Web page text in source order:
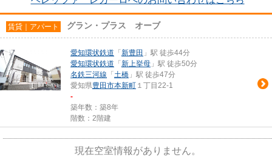
賃貸｜アパート グラン・プラス オーブ
愛知環状鉄道 「 新豊田 」駅 徒歩44分
愛知環状鉄道 「 新上挙母 」駅 徒歩50分
名鉄三河線 「 土橋 」駅 徒歩47分
愛知県豊田市本新町 １丁目22-1
-
築年数：築8年
階数：2階建
現在空室情報がありません。